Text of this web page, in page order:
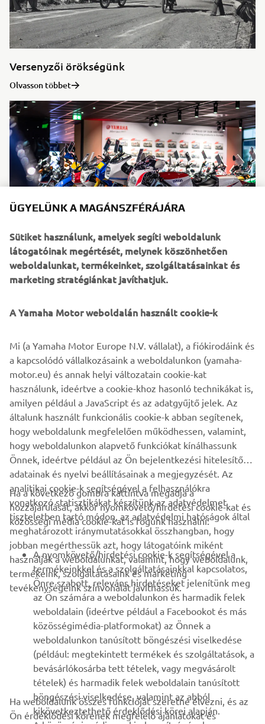
Versenyzői örökségünk
Olvasson többet
Ikonikus uniós termékek
Olvasson többet
©Yamaha Motor Europe N.V. / Yamaha Motor Co., Ltd.
kereskedelmi vagy nem kereskedelmi célokra nem
használhatók fel a Yamaha Motor Europe N.V. és/vagy a
Yamaha Motor Co., Ltd. kifejezett írásbeli engedélye
nélkül.
Mindig biztonságosan közlekedjen, és tartsa be a helyi
közlekedési szabályokat.
VÁLLALATI
B2B
TÖBB YAMAHA
TÁMOGATÁS
HÍRLEVÉL
Legyél az elsők között, aki a legújabb ajánlatokról, különleges
eseményekről, újdonságokról stb. értesül.
ÜGYELÜNK A MAGÁNSZFÉRÁJÁRA
Sütiket használunk, amelyek segíti weboldalunk
látogatóinak megértését, melynek köszönhetően
weboldalunkat, termékeinket, szolgáltatásainkat és
marketing stratégiánkat javíthatjuk.
A Yamaha Motor weboldalán használt cookie-k
Mi (a Yamaha Motor Europe N.V. vállalat), a fiókirodáink és
a kapcsolódó vállalkozásaink a weboldalunkon (yamaha-
motor.eu) és annak helyi változatain cookie-kat
használunk, ideértve a cookie-khoz hasonló technikákat is,
amilyen például a JavaScript és az adatgyűjtő jelek. Az
általunk használt funkcionális cookie-k abban segítenek,
hogy weboldalunk megfelelően működhessen, valamint,
hogy weboldalunkon alapvető funkciókat kínálhassunk
Önnek, ideértve például az Ön bejelentkezési hitelesítő
adatainak és nyelvi beállításainak a megjegyzését. Az
analitikai cookie-k segítségével a felhasználókra
vonatkozó statisztikákat készítünk az adatvédelmet
tiszteletben tartó módon, az adatvédelmi hatóságok által
meghatározott iránymutatásokkal összhangban, hogy
jobban megérthessük azt, hogy látogatóink miként
használják a weboldalunkat, valamint, hogy weboldalunk,
termékeink, szolgáltatásaink és marketing
tevékenységeink színvonalát javíthassuk.
Ha a következő gombra kattintva megadja a
hozzájárulását, akkor nyomkövető/hirdetési cookie-kat és
közösségi média cookie-kat is fogunk használni:
A nyomkövető/hirdetési cookie-k segítségével a
termékeinkkel és a szolgáltatásainkkal kapcsolatos,
Önre szabott, releváns hirdetéseket jelenítünk meg
az Ön számára a weboldalunkon és harmadik felek
weboldalain (ideértve például a Facebookot és más
közösségimédia-platformokat) az Önnek a
weboldalunkon tanúsított böngészési viselkedése
(például: megtekintett termékek és szolgáltatások, a
bevásárlókosárba tett tételek, vagy megvásárolt
tételek) és harmadik felek weboldalain tanúsított
böngészési viselkedése, valamint az abból
kikövetkeztethető érdeklődési körei alapján.
Ha weboldalunk összes funkcióját szeretné élvezni, és az
Ön érdeklődési körének megfelelő ajánlatokat és